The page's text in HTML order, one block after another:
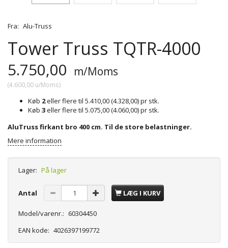
Fra: Alu-Truss
Tower Truss TQTR-4000
5.750,00 m/Moms
(4.600,00 u/Moms)
Køb 2eller flere til 5.410,00(4.328,00)pr stk.
Køb 3eller flere til 5.075,00(4.060,00)pr stk.
AluTruss firkant bro 400 cm. Til de store belastninger.
Mere information
Lager: På lager
Antal LÆG I KURV
Model/varenr.: 60304450
EAN kode: 4026397199772